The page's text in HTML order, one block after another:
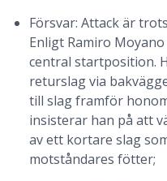
Försvar: Attack är
Enligt Ramiro
central startposition.
returslag via
till slag framför
insisterar han på att
av ett kortare slag
motståndares fötter;